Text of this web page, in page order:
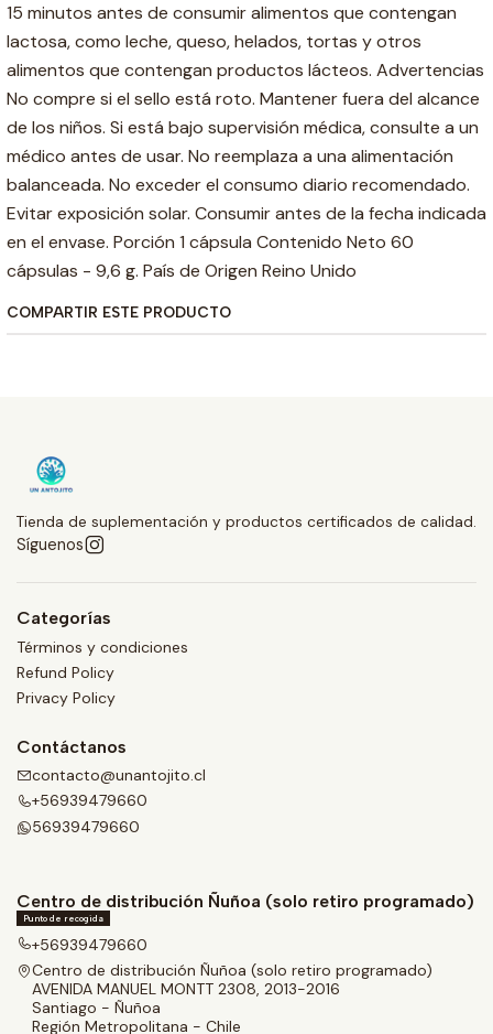
15 minutos antes de consumir alimentos que contengan
lactosa, como leche, queso, helados, tortas y otros
alimentos que contengan productos lácteos. Advertencias
No compre si el sello está roto. Mantener fuera del alcance
de los niños. Si está bajo supervisión médica, consulte a un
médico antes de usar. No reemplaza a una alimentación
balanceada. No exceder el consumo diario recomendado.
Evitar exposición solar. Consumir antes de la fecha indicada
en el envase. Porción 1 cápsula Contenido Neto 60
cápsulas - 9,6 g. País de Origen Reino Unido
COMPARTIR ESTE PRODUCTO
Tienda de suplementación y productos certificados de calidad.
Síguenos
Categorías
Términos y condiciones
Refund Policy
Privacy Policy
Contáctanos
contacto@unantojito.cl
+56939479660
56939479660
Centro de distribución Ñuñoa (solo retiro programado)
Punto de recogida
+56939479660
Centro de distribución Ñuñoa (solo retiro programado)
AVENIDA MANUEL MONTT 2308, 2013-2016
Santiago - Ñuñoa
Región Metropolitana - Chile